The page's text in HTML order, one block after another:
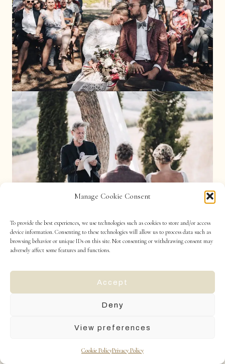
Manage Cookie Consent
To provide the best experiences, we use technologies such as cookies to store and/or access
device information. Consenting to these technologies will allow us to process data such as
browsing behavior or unique IDs on this site. Not consenting or withdrawing consent may
adversely affect some features and functions.
Accept
Deny
View preferences
Cookie PolicyPrivacy Policy